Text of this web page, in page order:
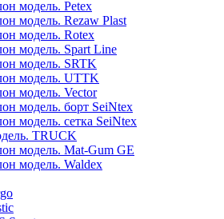
модель. Petex
модель. Rezaw Plast
модель. Rotex
модель. Spart Line
модель. SRTK
модель. UTTK
модель. Vector
модель. борт SeiNtex
модель. сетка SeiNtex
TRUCK
модель. Mat-Gum GE
модель. Waldex